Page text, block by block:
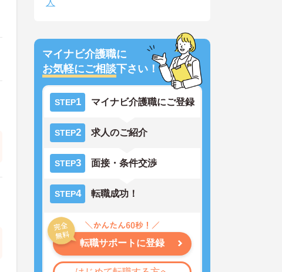
人
マイナビ介護職に
お気軽にご相談下さい！
STEP1 マイナビ介護職にご登録
STEP2 求人のご紹介
STEP3 面接・条件交渉
STEP4 転職成功！
転職サポートに登録